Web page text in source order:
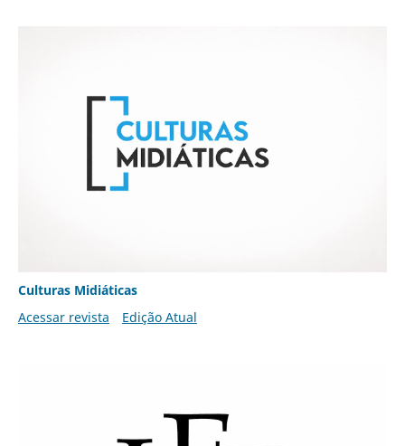
Culturas Midiáticas
Acessar revista
Edição Atual